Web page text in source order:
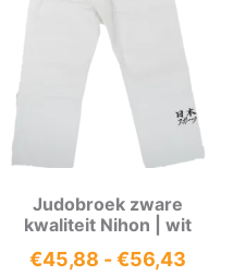
Judobroek zware
kwaliteit Nihon | wit
€45,88 - €56,43